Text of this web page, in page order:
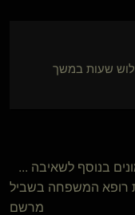
שעות במשך
בנוסף לשאיבה ...
רופא המשפחה בשביל
מרשם